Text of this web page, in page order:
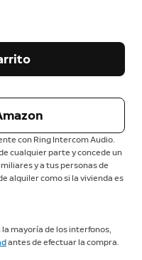
con Ring Intercom Audio.
cualquier parte y concede un
y a tus personas de
alquiler como si la vivienda es
mayoría de los interfonos,
antes de efectuar la compra.